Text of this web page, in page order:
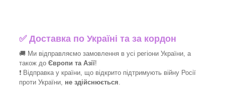
✅Доставка по Україні та за кордон
🚚 Ми відправляємо замовлення в усі регіони України, а
також до Європи та Азії!
❗ Відправка у країни, що відкрито підтримують війну Росії
проти України, не здійснюється